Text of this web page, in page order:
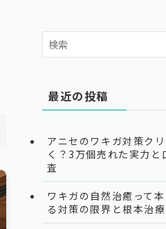
最近の投稿
アニセのワキガ対策ク
く？3万個売れた実力と
査
ワキガの自然治癒って
る対策の限界と根本治